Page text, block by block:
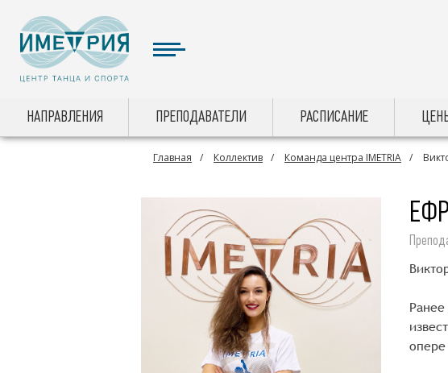
НАПРАВЛЕНИЯ ПРЕПОДАВАТЕЛИ РАСПИСАНИЕ
Главная Коллектив Команда центра IMETRIA